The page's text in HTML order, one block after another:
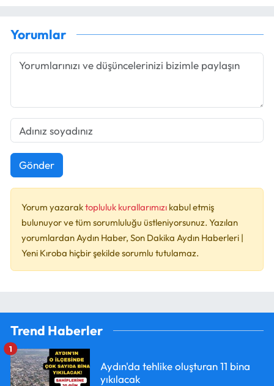
Yorumlar
Gönder
Yorum yazaraktopluluk kurallarımızı kabul etmiş
bulunuyor ve tüm sorumluluğu üstleniyorsunuz. Yazılan
yorumlardan Aydın Haber, Son Dakika Aydın Haberleri |
Yeni Kıroba hiçbir şekilde sorumlu tutulamaz.
Trend Haberler
Aydın'da tehlike oluşturan 11 bina
yıkılacak
1